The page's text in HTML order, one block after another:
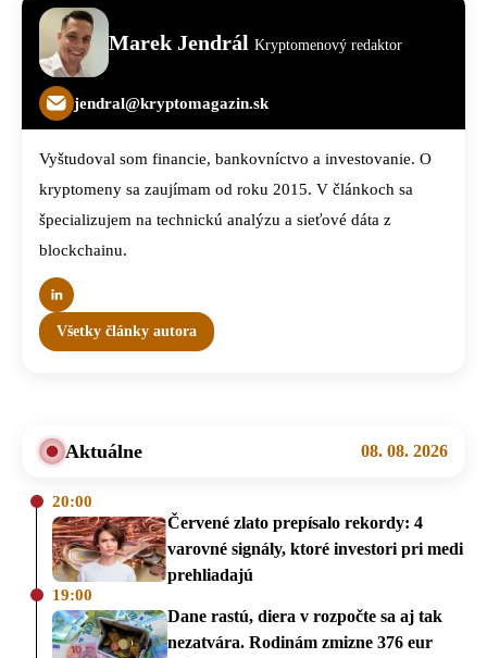
Marek Jendrál Kryptomenový redaktor
jendral@kryptomagazin.sk
Vyštudoval som financie, bankovníctvo a investovanie. O
kryptomeny sa zaujímam od roku 2015. V článkoch sa
špecializujem na technickú analýzu a sieťové dáta z
blockchainu.
Všetky články autora
Aktuálne 08. 08. 2026
20:00
Červené zlato prepísalo rekordy: 4
varovné signály, ktoré investori pri medi
prehliadajú
19:00
Dane rastú, diera v rozpočte sa aj tak
nezatvára. Rodinám zmizne 376 eur